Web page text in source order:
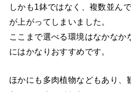
しかも1鉢ではなく、複数並ん
が上がってしまいました。
ここまで選べる環境はなかなか
にはかなりおすすめです。
ほかにも多肉植物などもあり、